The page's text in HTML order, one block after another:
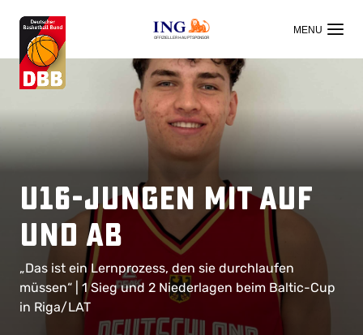
OFFIZIELLER HAUPTSPONSOR
U16-Jungen mit Auf
und Ab
„Das ist ein Lernprozess, den sie durchlaufen
müssen“ | 1 Sieg und 2 Niederlagen beim Baltic-Cup
in Riga/LAT